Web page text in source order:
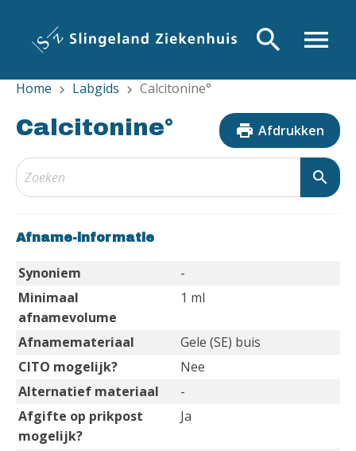
inhoud
menu
search
Home chevron_right Labgids chevron_right Calcitonine°
Calcitonine° print Afdrukken
search
Afname-informatie
Synoniem
-
Minimaal
afnamevolume
1 ml
Afnamemateriaal
Gele (SE) buis
CITO mogelijk?
Nee
Alternatief materiaal
-
Afgifte op prikpost
mogelijk?
Ja